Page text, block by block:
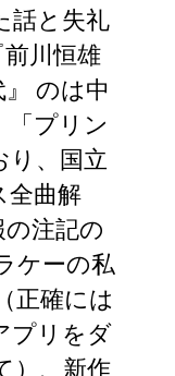
話と失礼
川恒雄
のは中
「プリン
り、国立
全曲解
注記の
ケーの私
正確には
プリをダ
）、新作